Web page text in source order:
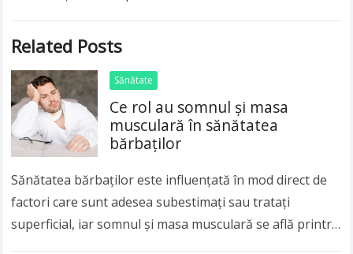
Related Posts
Sănătate
Ce rol au somnul și masa
musculară în sănătatea
bărbaților
Sănătatea bărbaților este influențată în mod direct de
factori care sunt adesea subestimați sau tratați
superficial, iar somnul și masa musculară se află printre